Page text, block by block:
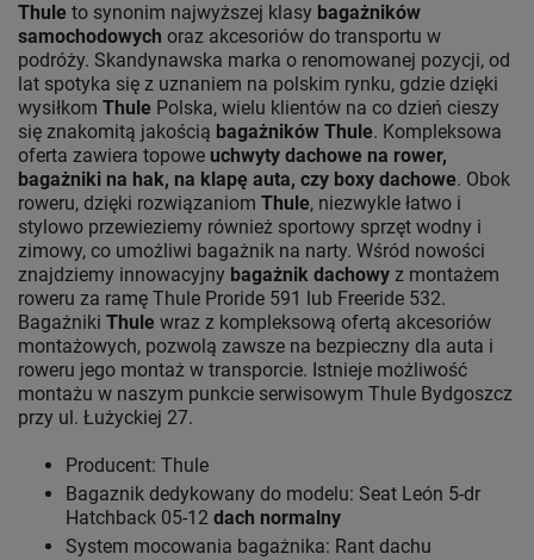
Thule to synonim najwyższej klasy bagażników
samochodowych oraz akcesoriów do transportu w
podróży. Skandynawska marka o renomowanej pozycji, od
lat spotyka się z uznaniem na polskim rynku, gdzie dzięki
wysiłkom Thule Polska, wielu klientów na co dzień cieszy
się znakomitą jakością bagażników Thule. Kompleksowa
oferta zawiera topowe uchwyty dachowe na rower,
bagażniki na hak, na klapę auta, czy boxy dachowe. Obok
roweru, dzięki rozwiązaniom Thule, niezwykle łatwo i
stylowo przewieziemy również sportowy sprzęt wodny i
zimowy, co umożliwi bagażnik na narty. Wśród nowości
znajdziemy innowacyjny bagażnik dachowy z montażem
roweru za ramę Thule Proride 591 lub Freeride 532.
Bagażniki Thule wraz z kompleksową ofertą akcesoriów
montażowych, pozwolą zawsze na bezpieczny dla auta i
roweru jego montaż w transporcie. Istnieje możliwość
montażu w naszym punkcie serwisowym Thule Bydgoszcz
przy ul. Łużyckiej 27.
Producent: Thule
Bagaznik dedykowany do modelu: Seat León 5-dr
Hatchback 05-12 dach normalny
System mocowania bagażnika: Rant dachu